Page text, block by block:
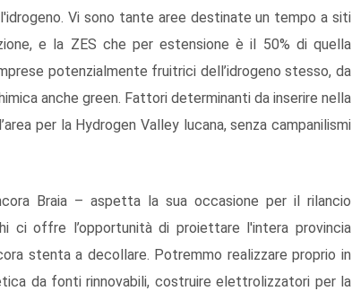
Vi sono tante aree destinate un tempo a siti
e la ZES che per estensione è il 50% di quella
potenzialmente fruitrici dell’idrogeno stesso, da
anche green. Fattori determinanti da inserire nella
per la Hydrogen Valley lucana, senza campanilismi
Braia – aspetta la sua occasione per il rilancio
ci offre l’opportunità di proiettare l'intera provincia
stenta a decollare. Potremmo realizzare proprio in
da fonti rinnovabili, costruire elettrolizzatori per la